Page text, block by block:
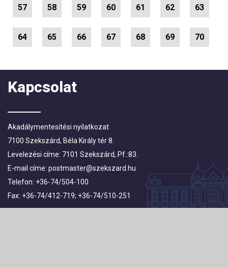
57 58 59 60 61 62 63
64 65 66 67 68 69 70
Kapcsolat
Akadálymentesítési nyilatkozat
7100 Szekszárd, Béla Király tér 8.
Levelezési címe: 7101 Szekszárd, Pf.:83.
E-mail címe: postmaster@szekszard.hu
Telefon: +36-74/504-100
Fax: +36-74/412-719; +36-74/510-251